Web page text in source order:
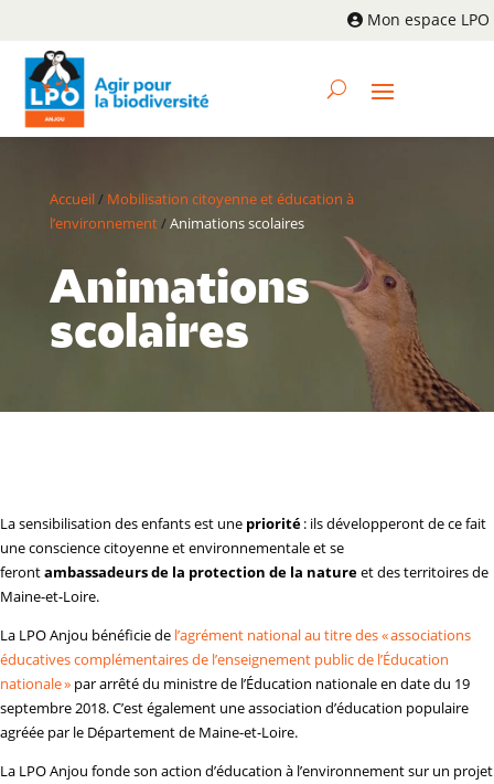
Mon espace LPO
Accueil/ Mobilisation citoyenne et éducation à
l’environnement/Animations scolaires
Animations
scolaires
La sensibilisation des enfants est une priorité: ils développeront de ce fait
une conscience citoyenne et environnementale et se
ferontambassadeurs de la protection de la natureet des territoires de
Maine-et-Loire.
La LPO Anjou bénéficie de l’agrément national au titre des « associations
éducatives complémentaires de l’enseignement public de l’Éducation
nationale » par arrêté du ministre de l’Éducation nationale en date du 19
septembre 2018. C’est également une association d’éducation populaire
agréée par le Département de Maine-et-Loire.
La LPO Anjou fonde son action d’éducation à l’environnement sur un projet